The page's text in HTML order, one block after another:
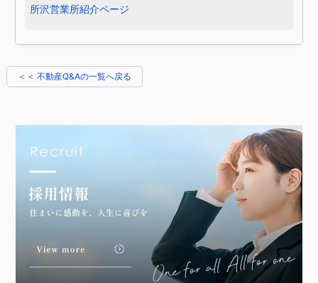
所沢営業所紹介ページ
＜＜ 不動産Q&Aの一覧へ戻る